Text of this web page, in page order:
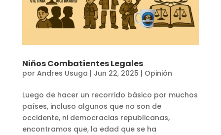
Niños Combatientes Legales
por Andres Usuga | Jun 22, 2025 | Opinión
Luego de hacer un recorrido básico por muchos
países, incluso algunos que no son de
occidente, ni democracias republicanas,
encontramos que, la edad que se ha